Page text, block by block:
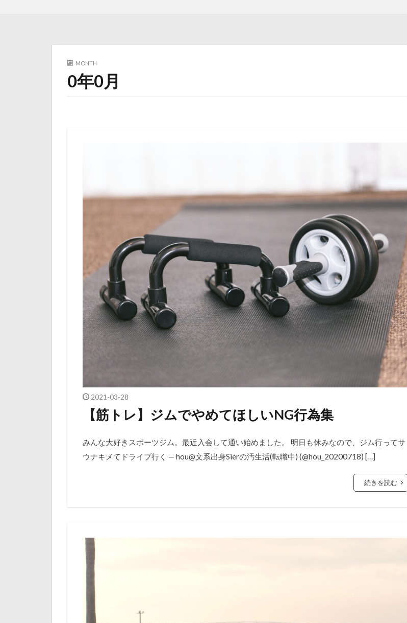
MONTH
0年0月
2021-03-28
【筋トレ】ジムでやめてほしいNG行為集
みんな大好きスポーツジム。最近入会して通い始めました。 明日も休みなので、ジム行ってサ
ウナキメてドライブ行く — hou@文系出身Sierの汚生活(転職中) (@hou_20200718) […]
続きを読む